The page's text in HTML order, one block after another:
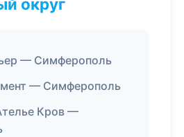
округ
— Симферополь
— Симферополь
Кров —